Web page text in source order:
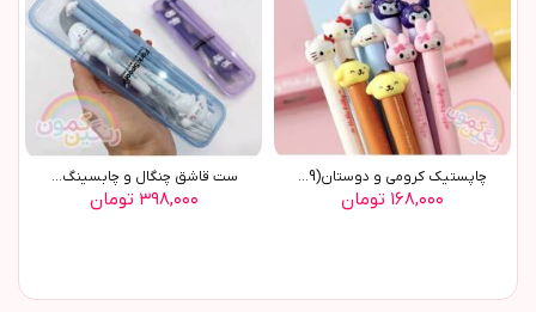
چاپستیک کرومی و دوستان(9099)
۱۶۸,۰۰۰ تومان
ست قاشق چنگال و چابسینگ ...
۳۹۸,۰۰۰ تومان